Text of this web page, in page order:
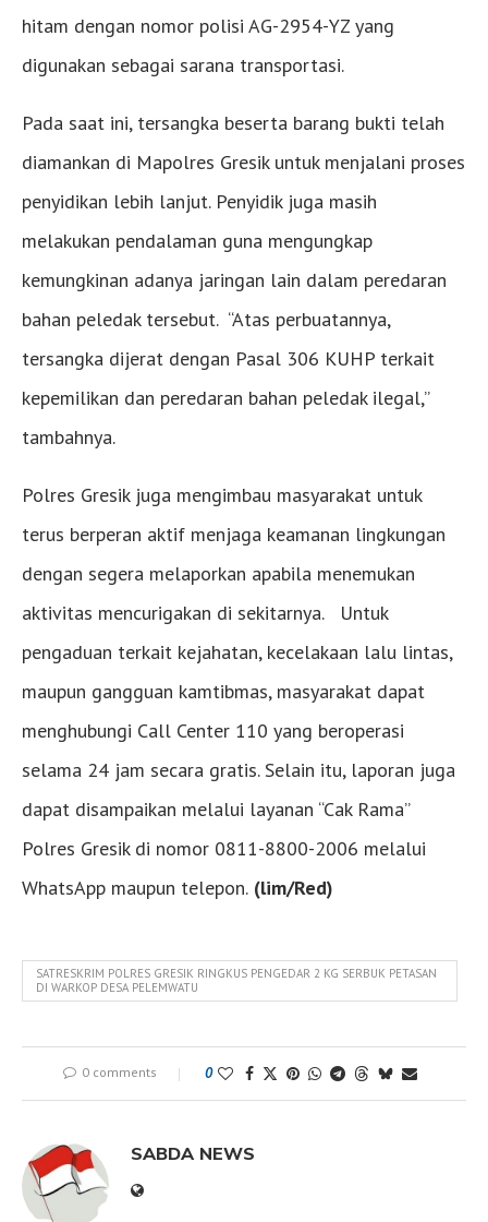
hitam dengan nomor polisi AG-2954-YZ yang
digunakan sebagai sarana transportasi.
Pada saat ini, tersangka beserta barang bukti telah
diamankan di Mapolres Gresik untuk menjalani proses
penyidikan lebih lanjut. Penyidik juga masih
melakukan pendalaman guna mengungkap
kemungkinan adanya jaringan lain dalam peredaran
bahan peledak tersebut. “Atas perbuatannya,
tersangka dijerat dengan Pasal 306 KUHP terkait
kepemilikan dan peredaran bahan peledak ilegal,”
tambahnya.
Polres Gresik juga mengimbau masyarakat untuk
terus berperan aktif menjaga keamanan lingkungan
dengan segera melaporkan apabila menemukan
aktivitas mencurigakan di sekitarnya. Untuk
pengaduan terkait kejahatan, kecelakaan lalu lintas,
maupun gangguan kamtibmas, masyarakat dapat
menghubungi Call Center 110 yang beroperasi
selama 24 jam secara gratis. Selain itu, laporan juga
dapat disampaikan melalui layanan “Cak Rama”
Polres Gresik di nomor 0811-8800-2006 melalui
WhatsApp maupun telepon. (lim/Red)
SATRESKRIM POLRES GRESIK RINGKUS PENGEDAR 2 KG SERBUK PETASAN
DI WARKOP DESA PELEMWATU
0 comments 0
SABDA NEWS